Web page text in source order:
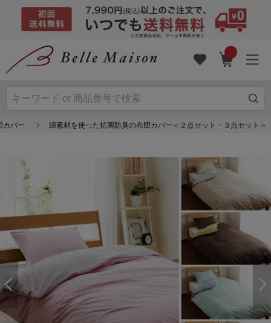
カバー 綿素材を使った抗菌防臭の布団カバー＜２点セット・３点セット＞